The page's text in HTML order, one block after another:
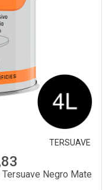
TERSUAVE
Negro Mate